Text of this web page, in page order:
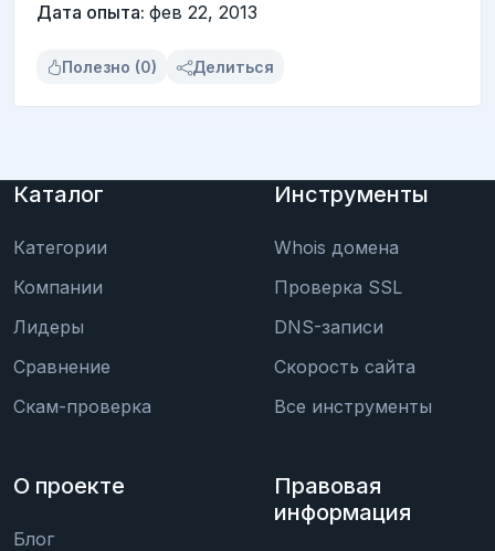
Дата опыта: фев 22, 2013
Полезно (0) Делиться
Каталог
Категории
Компании
Лидеры
Сравнение
Скам-проверка
Инструменты
Whois домена
Проверка SSL
DNS-записи
Скорость сайта
Все инструменты
О проекте
Блог
Правовая
информация